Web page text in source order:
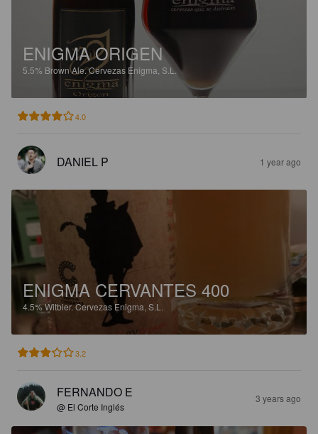
ENIGMA ORIGEN
5.5% Brown Ale.Cervezas Enigma, S.L.
4.0
DANIEL P 1 year ago
ENIGMA CERVANTES 400
4.5%Witbier.Cervezas Enigma, S.L.
3.2
FERNANDO E
@ El Corte Inglés
3 years ago